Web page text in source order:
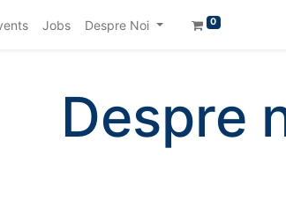
Jobs Despre Noi 0
Despre